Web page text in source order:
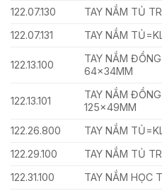
122.07.130
TAY NẮM TỦ
122.07.131
TAY NẮM
122.13.100
TAY NẮM
64x34MM
122.13.101
TAY NẮM
125x49MM
122.26.800 TAY NẮM
122.29.100
TAY NẮM TỦ
122.31.100
TAY NẮM HỌC